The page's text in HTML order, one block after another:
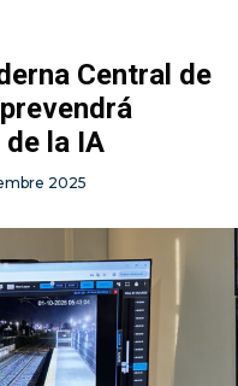
Central de
la IA
2025